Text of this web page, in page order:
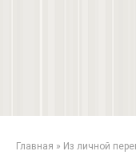
Главная » Из личной